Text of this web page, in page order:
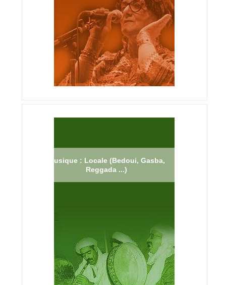
Musique : Locale (Bedoui, Gasba,
Reggada ...)